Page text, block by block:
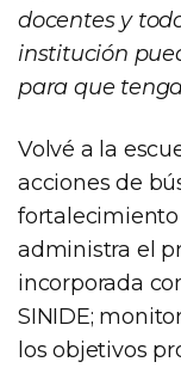
docentes y
institución
para que
Volvé a la
acciones de
fortalecimiento
administra el
incorporada
SINIDE;
los objetivos